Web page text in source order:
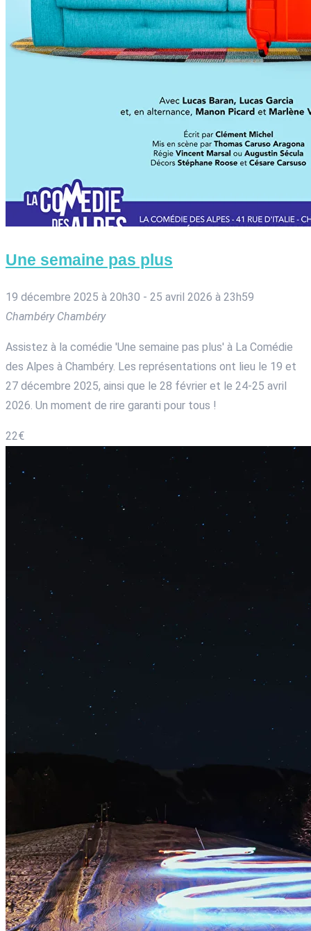
Une semaine pas plus
19 décembre 2025 à 20h30 - 25 avril 2026 à 23h59
Chambéry Chambéry
Assistez à la comédie 'Une semaine pas plus' à La Comédie
des Alpes à Chambéry. Les représentations ont lieu le 19 et
27 décembre 2025, ainsi que le 28 février et le 24-25 avril
2026. Un moment de rire garanti pour tous !
22€